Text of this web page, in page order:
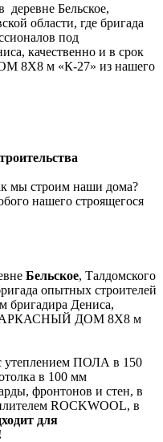
деревне Бельское,
области, где бригада
под
качественно и в срок
8Х8 м «К-27» из нашего
мы строим наши дома?
нашего строящегося
Бельское, Талдомского
опытных строителей
бригадира Дениса,
КАРКАСНЫЙ ДОМ 8Х8 м
ПОЛА в 150
в 100 мм
фронтонов и стен, в
ROCKWOOL, в
для